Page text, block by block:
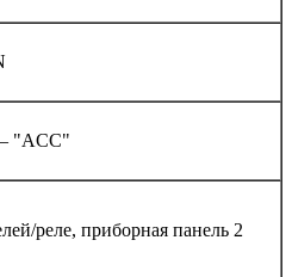
"ACC"
реле, приборная панель 2